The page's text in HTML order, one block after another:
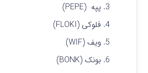
پپه (PEPE)
فلوکی (FLOKI)
ویف (WIF)
بونک (BONK)